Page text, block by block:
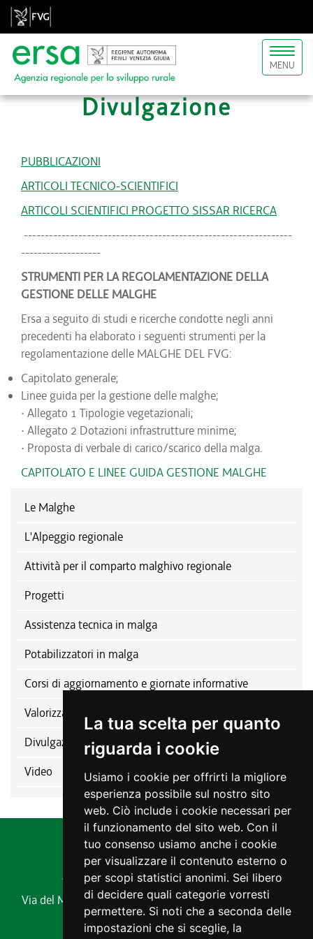
La tua scelta per quanto
riguarda i cookie
Usiamo i cookie per offrirti la migliore
esperienza possibile sul nostro sito
web. Ciò include i cookie necessari per
il funzionamento del sito web. Con il
tuo consenso usiamo anche i cookie
per visualizzare il contenuto esterno o
per scopi statistici anonimi. Sei libero
di decidere quali categorie vorresti
permettere. Si noti che a seconda delle
impostazioni che si sceglie, la
Toggle
MENU
Divulgazione
PUBBLICAZIONI
ARTICOLI TECNICO-SCIENTIFICI
ARTICOLI SCIENTIFICI PROGETTO SISSAR RICERCA
----------------------------------------------------------------
-------------------
STRUMENTI PER LA REGOLAMENTAZIONE DELLA
GESTIONE DELLE MALGHE
Ersa a seguito di studi e ricerche condotte negli anni
precedenti ha elaborato i seguenti strumenti per la
regolamentazione delle MALGHE DEL FVG:
Capitolato generale;
Linee guida per la gestione delle malghe;
· Allegato 1 Tipologie vegetazionali;
· Allegato 2 Dotazioni infrastrutture minime;
· Proposta di verbale di carico/scarico della malga.
CAPITOLATO E LINEE GUIDA GESTIONE MALGHE
Le Malghe
L'Alpeggio regionale
Attività per il comparto malghivo regionale
Progetti
Assistenza tecnica in malga
Potabilizzatori in malga
Corsi di aggiornamento e giornate informative
Valorizzazione del comparto
Divulgazione
Video
Agenzia regionale per lo sviluppo rurale
Via del Montesanto, 17 34170 GORIZIACodice fiscale e
partita IVA 00485650311
Tel. 0432 529211